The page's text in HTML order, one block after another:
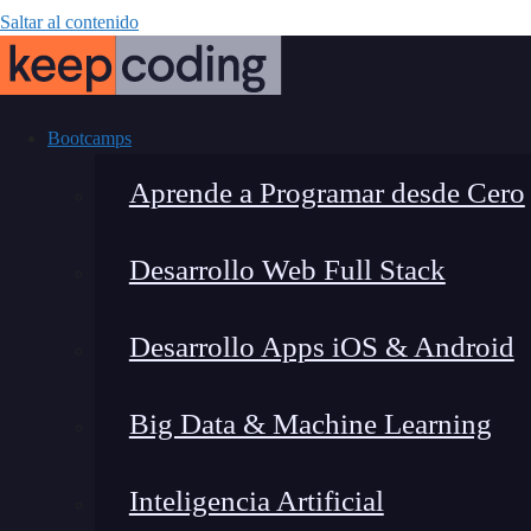
Saltar al contenido
Bootcamps
Aprende a Programar desde Cero
Desarrollo Web Full Stack
Desarrollo Apps iOS & Android
Big Data & Machine Learning
Inteligencia Artificial
Primer dia